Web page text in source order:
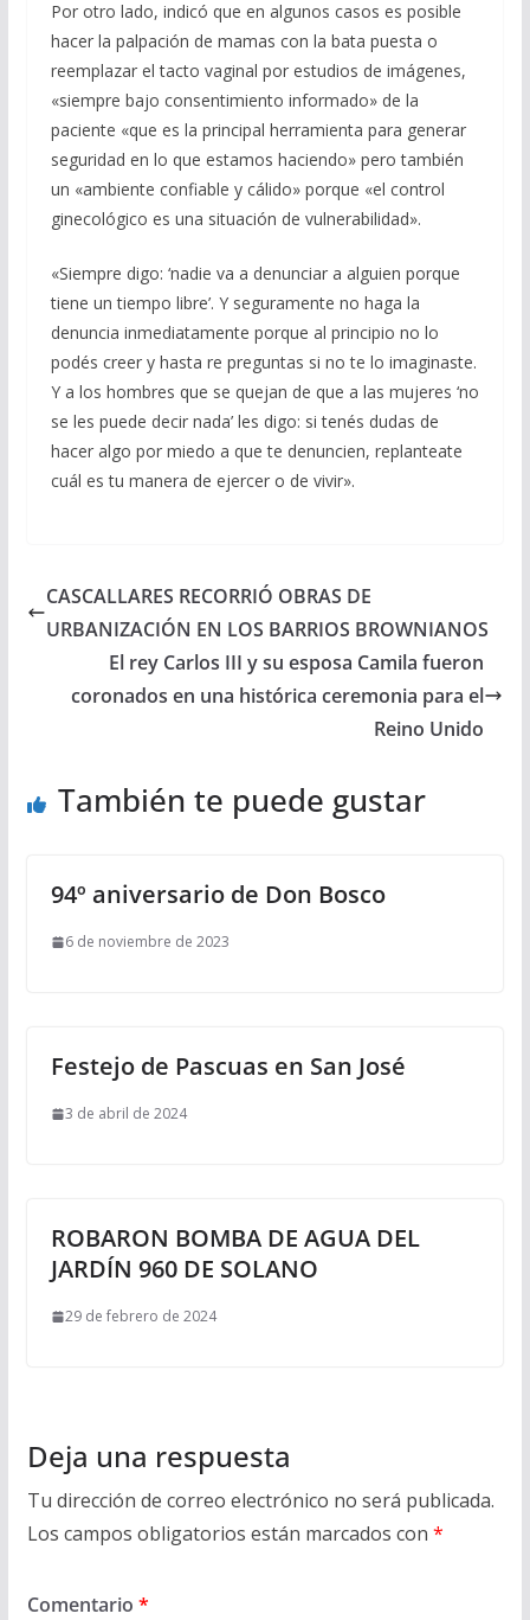
Por otro lado, indicó que en algunos casos es posible
hacer la palpación de mamas con la bata puesta o
reemplazar el tacto vaginal por estudios de imágenes,
«siempre bajo consentimiento informado» de la
paciente «que es la principal herramienta para generar
seguridad en lo que estamos haciendo» pero también
un «ambiente confiable y cálido» porque «el control
ginecológico es una situación de vulnerabilidad».
«Siempre digo: ‘nadie va a denunciar a alguien porque
tiene un tiempo libre’. Y seguramente no haga la
denuncia inmediatamente porque al principio no lo
podés creer y hasta re preguntas si no te lo imaginaste.
Y a los hombres que se quejan de que a las mujeres ‘no
se les puede decir nada’ les digo: si tenés dudas de
hacer algo por miedo a que te denuncien, replanteate
cuál es tu manera de ejercer o de vivir».
CASCALLARES RECORRIÓ OBRAS DE
URBANIZACIÓN EN LOS BARRIOS BROWNIANOS
El rey Carlos III y su esposa Camila fueron
coronados en una histórica ceremonia para el
Reino Unido
También te puede gustar
94º aniversario de Don Bosco
6 de noviembre de 2023
Festejo de Pascuas en San José
3 de abril de 2024
ROBARON BOMBA DE AGUA DEL
JARDÍN 960 DE SOLANO
29 de febrero de 2024
Deja una respuesta
Tu dirección de correo electrónico no será publicada.
Los campos obligatorios están marcados con *
Comentario *